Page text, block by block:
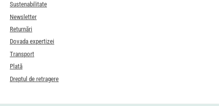
Sustenabilitate
Newsletter
Returnări
Dovada expertizei
Transport
Plată
Dreptul de retragere